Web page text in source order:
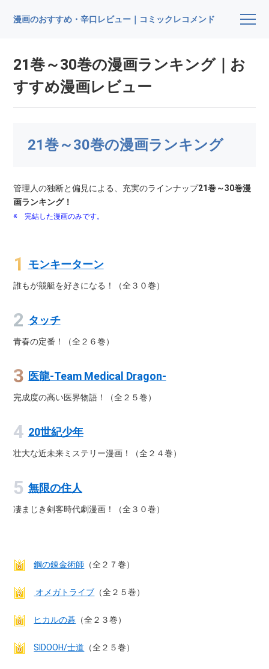
漫画のおすすめ・辛口レビュー｜コミックレコメンド
21巻～30巻の漫画ランキング｜お
すすめ漫画レビュー
21巻～30巻の漫画ランキング
管理人の独断と偏見による、充実のラインナップ21巻～30巻漫
画ランキング！
※ 完結した漫画のみです。
モンキーターン
誰もが競艇を好きになる！（全３０巻）
タッチ
青春の定番！（全２６巻）
医龍-Team Medical Dragon-
完成度の高い医界物語！（全２５巻）
20世紀少年
壮大な近未来ミステリー漫画！（全２４巻）
無限の住人
凄まじき剣客時代劇漫画！（全３０巻）
鋼の錬金術師 （全２７巻）
オメガトライブ （全２５巻）
ヒカルの碁 （全２３巻）
SIDOOH/士道 （全２５巻）